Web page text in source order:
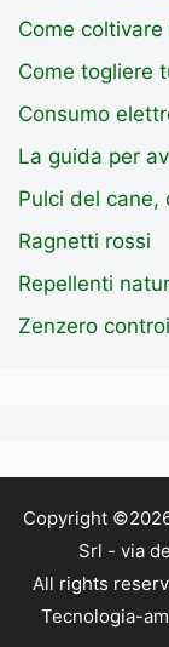
Come
Come togliere
Consumo
La guida per
Pulci del cane,
Ragnetti rossi
Repellenti
Zenzero
Copyright
Srl - via
All rights
Tecnologia-